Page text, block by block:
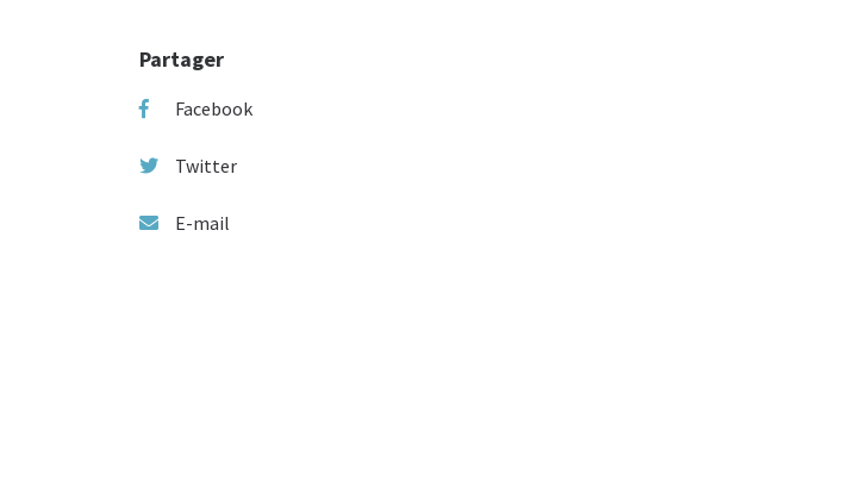
Partager
Facebook
Twitter
E-mail